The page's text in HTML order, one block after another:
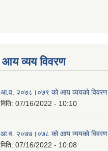
आय व्यय विवरण
आ.व. २०७८।०७९ को आय व्ययको विवरण
मिति: 07/16/2022 - 10:10
आ.व. २०७७।०७८ को आय व्ययको विवरण
मिति: 07/16/2022 - 10:08